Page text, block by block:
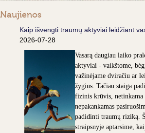
Naujienos
Kaip išvengti traumų aktyviai leidžiant
2026-07-28
Vasarą daugiau laiko
aktyviai - vaikštome,
važinėjame dviračiu ar
žygius. Tačiau staiga
fizinis krūvis, netinkama
nepakankamas
padidinti traumų riziką.
straipsnyje aptarsime,